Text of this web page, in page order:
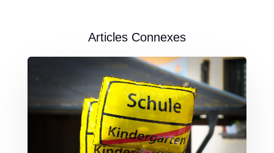
Articles Connexes